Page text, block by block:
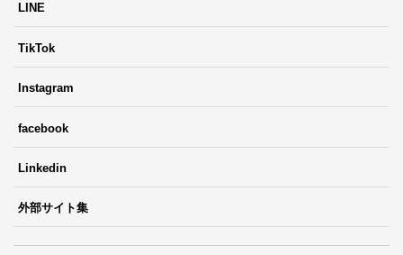
LINE
TikTok
Instagram
facebook
Linkedin
外部サイト集